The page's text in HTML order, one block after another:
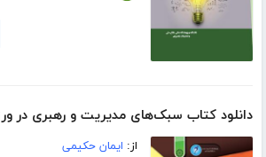
دانلود کتاب سبک‌های مدیریت و رهبری در
از: ایمان حکیمی